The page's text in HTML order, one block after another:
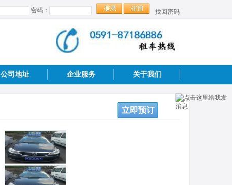
密码： 找回密码
公司地址 企业服务 关于我们
立即预订